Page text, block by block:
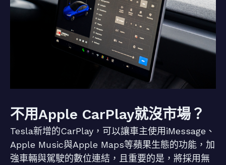
不用Apple CarPlay就沒市場？
Tesla新增的CarPlay，可以讓車主使用iMessage、
Apple Music與Apple Maps等蘋果生態的功能，加
強車輛與駕駛的數位連結，且重要的是，將採用無